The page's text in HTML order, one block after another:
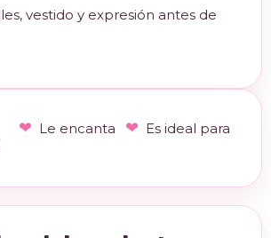
vestido y expresión antes de
Le encanta Es ideal para